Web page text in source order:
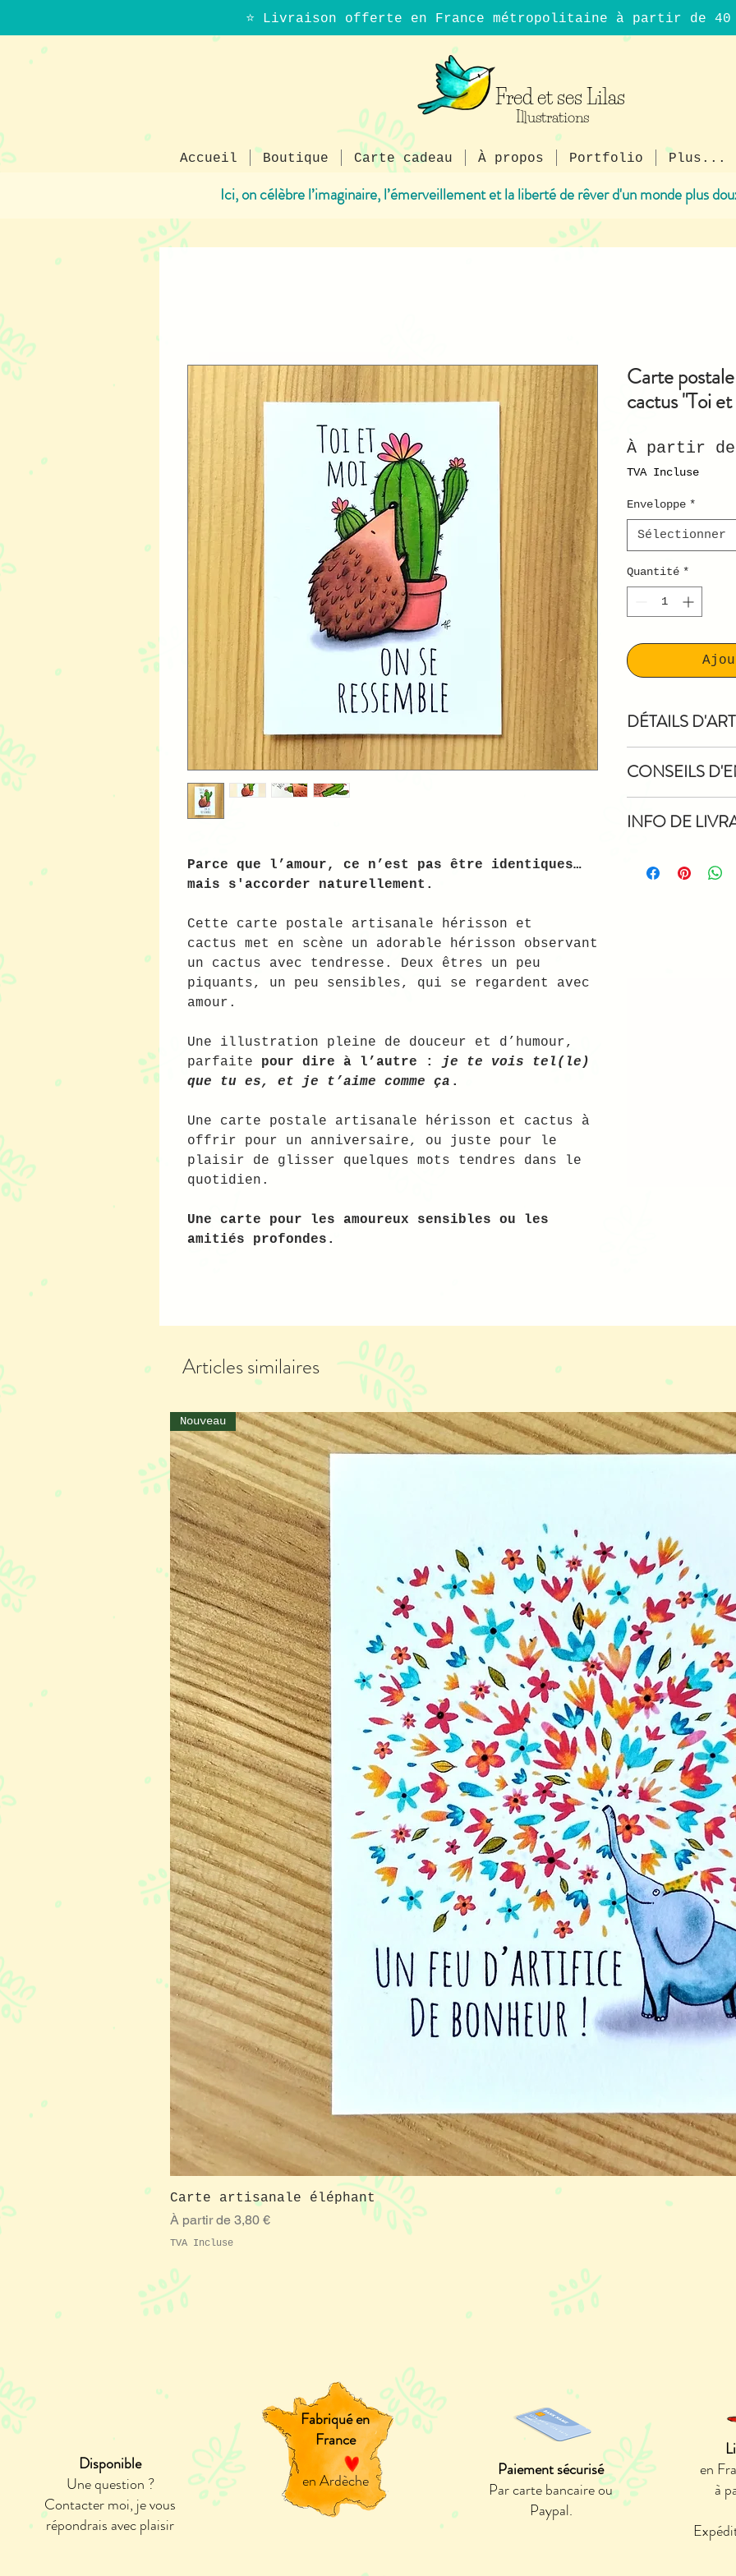
⭐ Livraison offerte en France métropolitaine à partir de 40
Fred et ses Lilas
Illustrations
Accueil Boutique Carte cadeau À propos Portfolio Plus...
Ici, on célèbre l’imaginaire, l’émerveillement et la liberté de rêver d'un monde plus
Parce que l’amour, ce n’est pas être identiques…
mais s'accorder naturellement.
Cette carte postale artisanale hérisson et
cactus met en scène un adorable hérisson observant
un cactus avec tendresse. Deux êtres un peu
piquants, un peu sensibles, qui se regardent avec
amour.
Une illustration pleine de douceur et d’humour,
parfaite pour dire à l’autre :
je te vois tel(le)
que tu es, et je t’aime comme ça .
Une carte postale artisanale hérisson et cactus à
offrir pour un anniversaire, ou juste pour le
plaisir de glisser quelques mots tendres dans le
quotidien.
Une carte pour les amoureux sensibles ou les
amitiés profondes.
Carte
cactus "Toi
À partir de
TVA Incluse
Enveloppe *
Sélectionner
Quantité *
DÉTAILS
cactus est
10.5cm x
mes papiers,
CONSEILS
cactus ne doit
INFO DE
cactus est
Articles similaires
Aperçu rapide
Nouveau
Carte artisanale éléphant
À partir de 3,80 €
Prix promotionnel
TVA Incluse
Disponible
Une question ?
Contacter moi, je vous
répondrais avec plaisir
Fabriqué en
France
en Ardèche
Paiement sécurisé
Par carte bancaire ou
Paypal.
en
à